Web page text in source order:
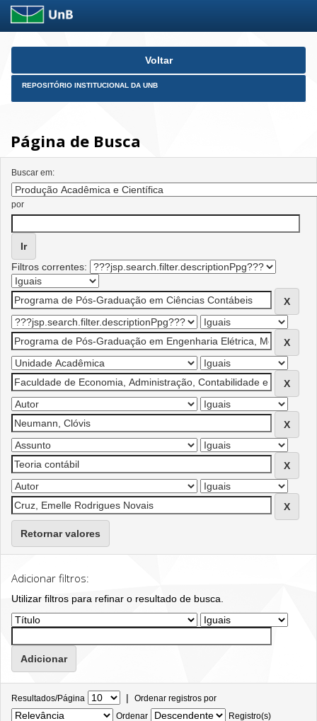
Skip
Voltar
REPOSITÓRIO INSTITUCIONAL DA UNB
Página de Busca
Buscar em:
por
Filtros correntes:
Retornar valores
Adicionar filtros:
Utilizar filtros para refinar o resultado de busca.
Resultados/Página | Ordenar registros por
Ordenar
Registro(s)